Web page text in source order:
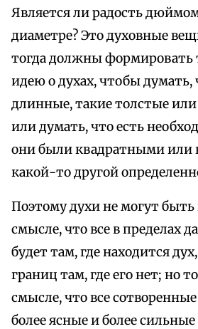
Является ли радость
диаметре? Это духовные
тогда должны формировать
идею о духах, чтобы думать,
длинные, такие толстые
или думать, что есть
они были квадратными или
какой-то другой
Поэтому духи не могут быть
смысле, что все в пределах
будет там, где находится
границ там, где его нет; но
смысле, что все
более ясные и более